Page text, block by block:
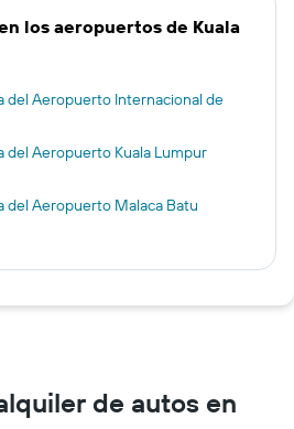
los aeropuertos de Kuala
del Aeropuerto Internacional de
del Aeropuerto Kuala Lumpur
del Aeropuerto Malaca Batu
de autos en